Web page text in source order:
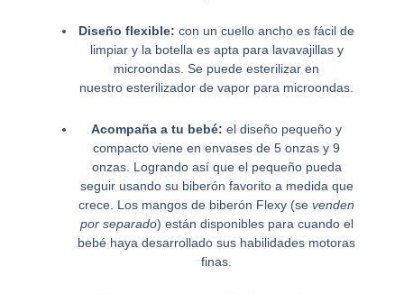
Diseño flexible: con un cuello ancho es fácil de
limpiar y la botella es apta para lavavajillas y
microondas. Se puede esterilizar en
nuestro esterilizador de vapor para microondas.
Acompaña a tu bebé: el diseño pequeño y
compacto viene en envases de 5 onzas y 9
onzas. Logrando así que el pequeño pueda
seguir usando su biberón favorito a medida que
crece. Los mangos de biberón Flexy (se venden
por separado) están disponibles para cuando el
bebé haya desarrollado sus habilidades motoras
finas.